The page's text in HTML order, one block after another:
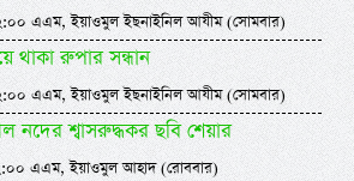
এএম, ইয়াওমুল ইছনাইনিল আযীম (সোমবার)
থাকা রুপার সন্ধান
এএম, ইয়াওমুল ইছনাইনিল আযীম (সোমবার)
নদের শ্বাসরুদ্ধকর ছবি শেয়ার
এএম, ইয়াওমুল আহাদ (রোববার)